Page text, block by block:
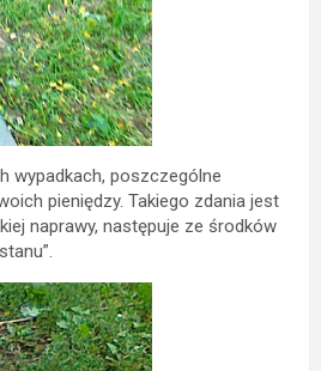
wypadkach, poszczególne
pieniędzy. Takiego zdania jest
naprawy, następuje ze środków